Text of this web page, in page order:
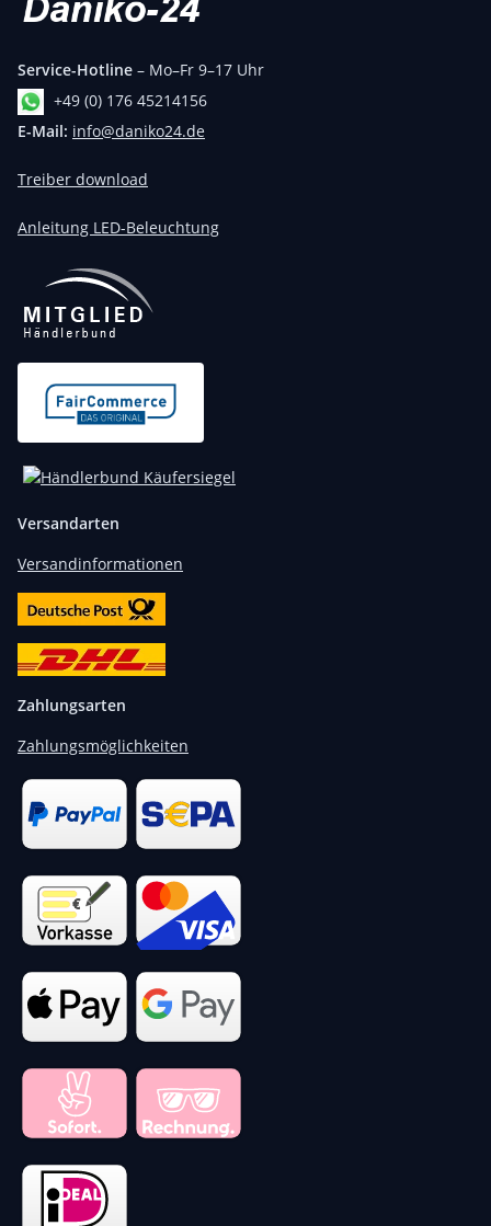
Service-Hotline – Mo–Fr 9–17 Uhr
+49 (0) 176 45214156
E-Mail: info@daniko24.de
Treiber download
Anleitung LED-Beleuchtung
Versandarten
Versandinformationen
Zahlungsarten
Zahlungsmöglichkeiten